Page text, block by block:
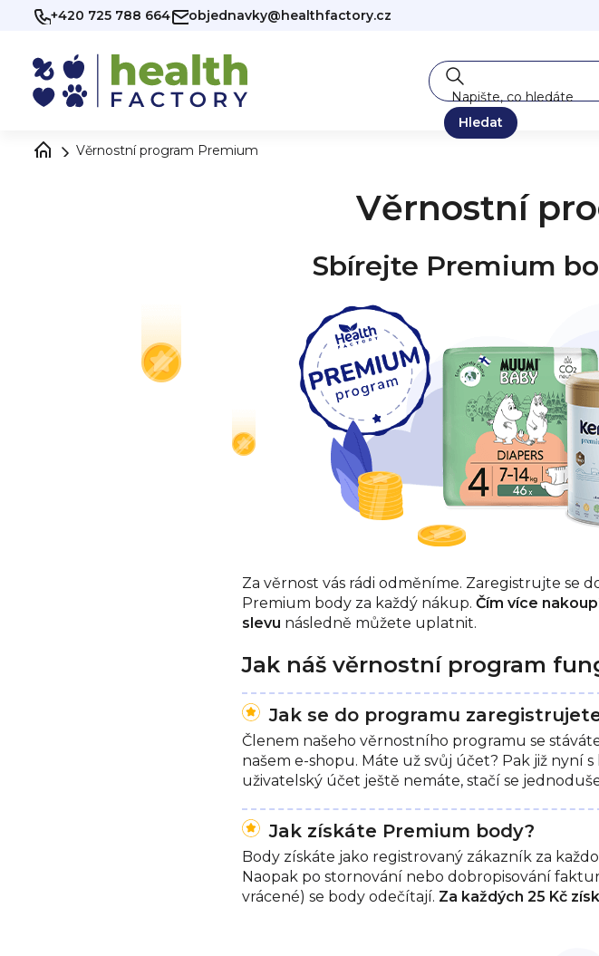
Přejít
+420 725 788 664 objednavky@healthfactory.cz
Hledat
Věrnostní program Premium
Věrnostní
Sbírejte Premium
Za věrnost vás rádi odměníme. Zaregistrujte se
Premium body za každý nákup. Čím více
slevu následně můžete uplatnit.
Jak náš věrnostní program
Jak se do programu
Členem našeho věrnostního programu se
našem e-shopu. Máte už svůj účet? Pak již nyní
uživatelský účet ještě nemáte, stačí se
Jak získáte Premium body?
Body získáte jako registrovaný zákazník za
Naopak po stornování nebo dobropisování
vrácené) se body odečítají. Za každých 25 Kč